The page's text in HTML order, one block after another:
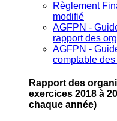
Règlement
modifié
AGFPN ‐
rapport des
AGFPN ‐
comptable
Rapport des
exercices 2018 à
chaque année)